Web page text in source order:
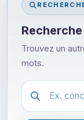
Trouvez un
mots.